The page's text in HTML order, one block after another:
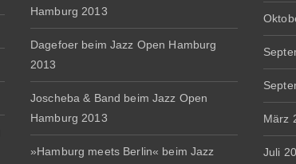
Hamburg 2013
Dagefoer beim Jazz Open Hamburg
2013
Joscheba & Band beim Jazz Open
Hamburg 2013
»Hamburg meets Berlin« beim Jazz
März
Juli